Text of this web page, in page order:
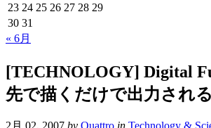
23 24 25 26 27 28 29
30 31
« 6月
[TECHNOLOGY] Digital
先で描くだけで出力され